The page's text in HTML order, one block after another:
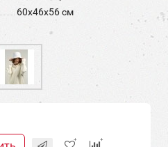
60x46x56 см